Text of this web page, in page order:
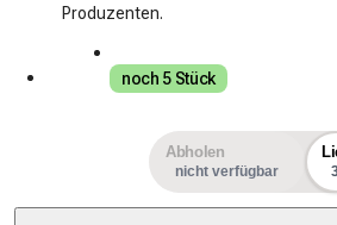
Produzenten.
noch 5 Stück
Abholen
nicht verfügbar